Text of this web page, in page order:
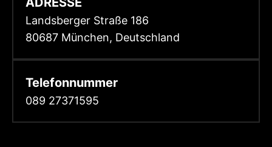
Landsberger Straße 186
80687 München, Deutschland
Telefonnummer
089 27371595